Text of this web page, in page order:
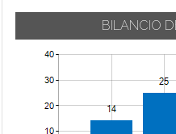
BILANCIO